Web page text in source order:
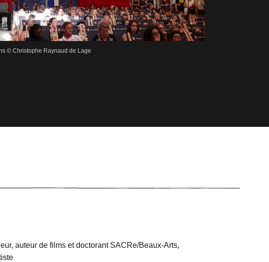
© Christophe Raynaud de Lage
auteur de films et doctorant SACRe/Beaux-Arts,